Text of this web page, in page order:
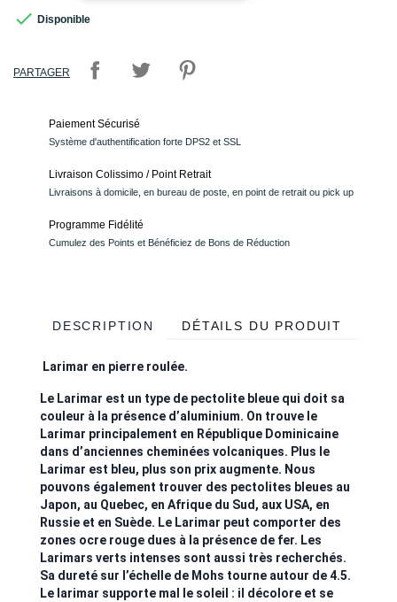
 Disponible
PARTAGER
Paiement Sécurisé
Système d'authentification forte DPS2 et SSL
Livraison Colissimo / Point Retrait
Livraisons à domicile, en bureau de poste, en point de retrait ou pick up
Programme Fidélité
Cumulez des Points et Bénéficiez de Bons de Réduction
DESCRIPTION DÉTAILS DU PRODUIT
Larimar en pierre roulée.
Le Larimar est un type de pectolite bleue qui doit sa
couleur à la présence d’aluminium. On trouve le
Larimar principalement en République Dominicaine
dans d’anciennes cheminées volcaniques. Plus le
Larimar est bleu, plus son prix augmente. Nous
pouvons également trouver des pectolites bleues au
Japon, au Quebec, en Afrique du Sud, aux USA, en
Russie et en Suède. Le Larimar peut comporter des
zones ocre rouge dues à la présence de fer. Les
Larimars verts intenses sont aussi très recherchés.
Sa dureté sur l’échelle de Mohs tourne autour de 4.5.
Le larimar supporte mal le soleil : il décolore et se